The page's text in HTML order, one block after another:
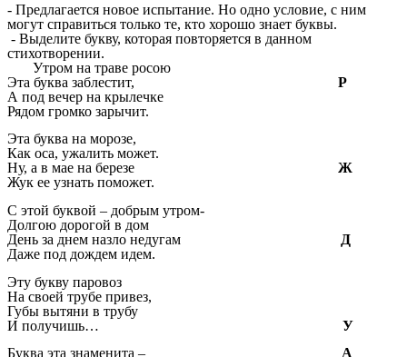
- Предлагается новое испытание. Но одно условие, с ним
могут справиться только те, кто хорошо знает буквы.
- Выделите букву, которая повторяется в данном
стихотворении.
Утром на траве росою
Эта буква заблестит,
Р
А под вечер на крылечке
Рядом громко зарычит.
Эта буква на морозе,
Как оса, ужалить может.
Ну, а в мае на березе Ж
Жук ее узнать поможет.
С этой буквой – добрым утром-
Долгою дорогой в дом
День за днем назло недугам
Д
Даже под дождем идем.
Эту букву паровоз
На своей трубе привез,
Губы вытяни в трубу
И получишь…
У
Буква эта знаменита –
А